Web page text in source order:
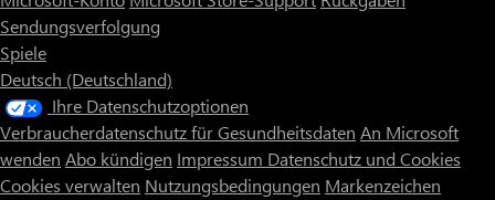
Sendungsverfolgung
Spiele
Deutsch (Deutschland)
Ihre Datenschutzoptionen
Verbraucherdatenschutz für Gesundheitsdaten An Microsoft
wenden Abo kündigen Impressum Datenschutz und Cookies
Cookies verwalten Nutzungsbedingungen Markenzeichen